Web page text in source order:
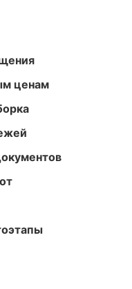
ценам